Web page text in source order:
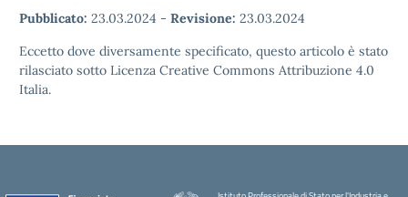
Pubblicato: 23.03.2024 - Revisione: 23.03.2024
Eccetto dove diversamente specificato, questo articolo è stato
rilasciato sotto Licenza Creative Commons Attribuzione 4.0
Italia.